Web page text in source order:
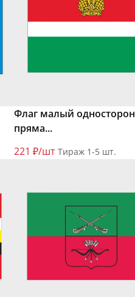
Флаг малый
пряма...
221 ₽/шт Тираж 1-5 шт.